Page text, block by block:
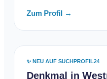
Zum Profil →
✨ NEU AUF SUCHPROFIL24
Denkmal in